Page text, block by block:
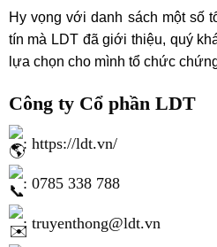
Hy vọng với danh sách một số
tín mà LDT đã giới thiệu, quý
lựa chọn cho mình tổ chức
Công ty Cổ phần LDT
: https://ldt.vn/
: 0785 338 788
: truyenthong@ldt.vn